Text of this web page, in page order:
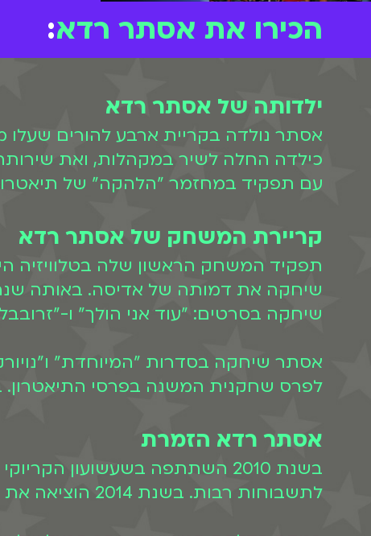
הכירו את אסתר רדא:
ילדותה של אסתר רדא
עם תפקיד במחזמר "הלהקה" של
קריירת המשחק של אסתר רדא
תפקיד המשחק הראשון שלה בטלוויזיה היה בשנת
שיחקה את דמותה של אדיסה. באותה
שיחקה בסרטים: "עוד אני הולך" ו-"זרובבל". בשנת 2009 שיחקה
אסתר שיחקה בסדרות "המיוחדת"
לפרס שחקנית המשנה בפרסי התיאטרון.
אסתר רדא הזמרת
לתשבוחות רבות. בשנת 2014 הוציאה את הלבום הבכורה שלה הנושא את שמה, שזכה לאלבום זהב.